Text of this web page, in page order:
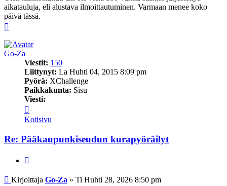
aikatauluja, eli alustava ilmoittautuminen. Varmaan menee koko
päivä tässä.
Go-Za
Viestit: 150
Liittynyt: La Huhti 04, 2015 8:09 pm
Pyörä: XChallenge
Paikkakunta: Sisu
Viesti:
Go-
Za
Kotisivu
Re: Pääkaupunkiseudun kurapyöräilyt
Viesti
Kirjoittaja Go-Za » Ti Huhti 28, 2026 8:50 pm